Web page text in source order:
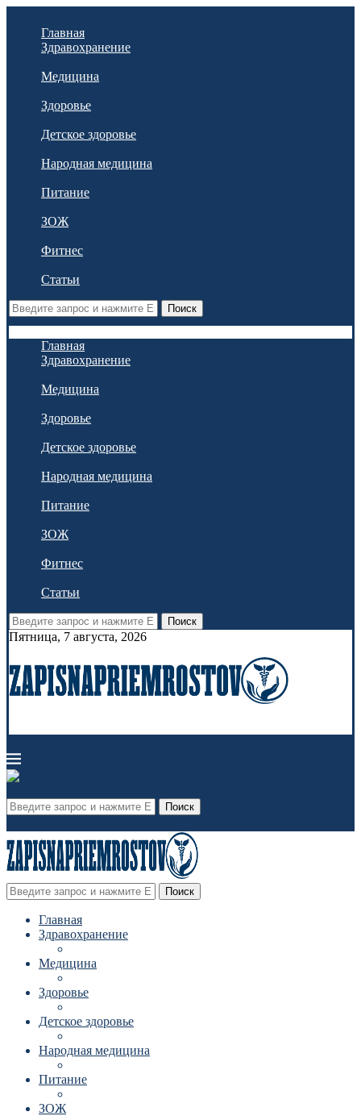
Главная
Здравохранение
Медицина
Здоровье
Детское здоровье
Народная медицина
Питание
ЗОЖ
Фитнес
Статьи
Поиск
Главная
Здравохранение
Медицина
Здоровье
Детское здоровье
Народная медицина
Питание
ЗОЖ
Фитнес
Статьи
Поиск
Пятница, 7 августа, 2026
Поиск
Поиск
Главная
Здравохранение
Медицина
Здоровье
Детское здоровье
Народная медицина
Питание
ЗОЖ